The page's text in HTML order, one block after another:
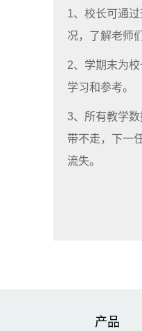
1、校长可通
况，了解老师
2、学期末为
学习和参考。
3、所有教学
带不走，下一
流失。
产品